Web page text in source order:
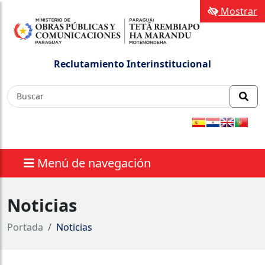
Reclutamiento Interinstitucional
Menú de navegación
Mostrar
Noticias
Portada Noticias